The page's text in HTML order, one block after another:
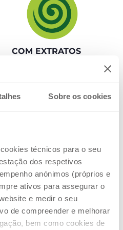
Sobre os cookies
técnicos para o seu
dos respetivos
anónimos (próprios e
ativos para assegurar o
e medir o seu
de compreender e melhorar
bem como cookies de
COM EXTRATOS
contêm extrato
CRIANÇAS E PRÉ-
ADOLESCENTES